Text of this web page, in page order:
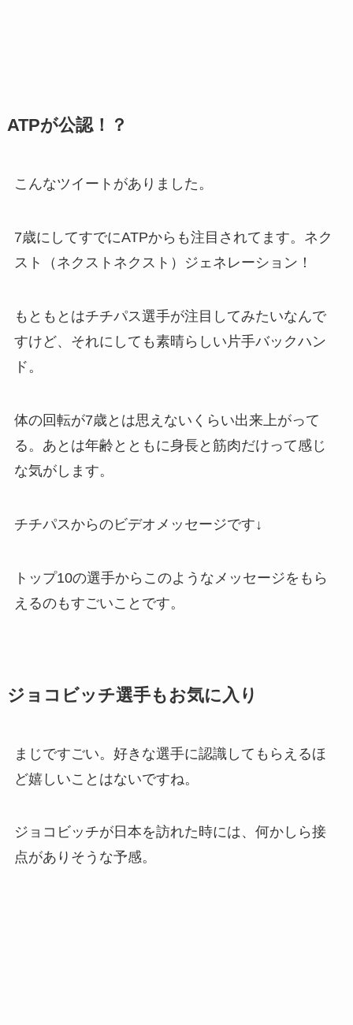
ATPが公認！？
こんなツイートがありました。
7歳にしてすでにATPからも注目されてます。ネク
スト（ネクストネクスト）ジェネレーション！
もともとはチチパス選手が注目してみたいなんで
すけど、それにしても素晴らしい片手バックハン
ド。
体の回転が7歳とは思えないくらい出来上がって
る。あとは年齢とともに身長と筋肉だけって感じ
な気がします。
チチパスからのビデオメッセージです↓
トップ10の選手からこのようなメッセージをもら
えるのもすごいことです。
ジョコビッチ選手もお気に入り
まじですごい。好きな選手に認識してもらえるほ
ど嬉しいことはないですね。
ジョコビッチが日本を訪れた時には、何かしら接
点がありそうな予感。